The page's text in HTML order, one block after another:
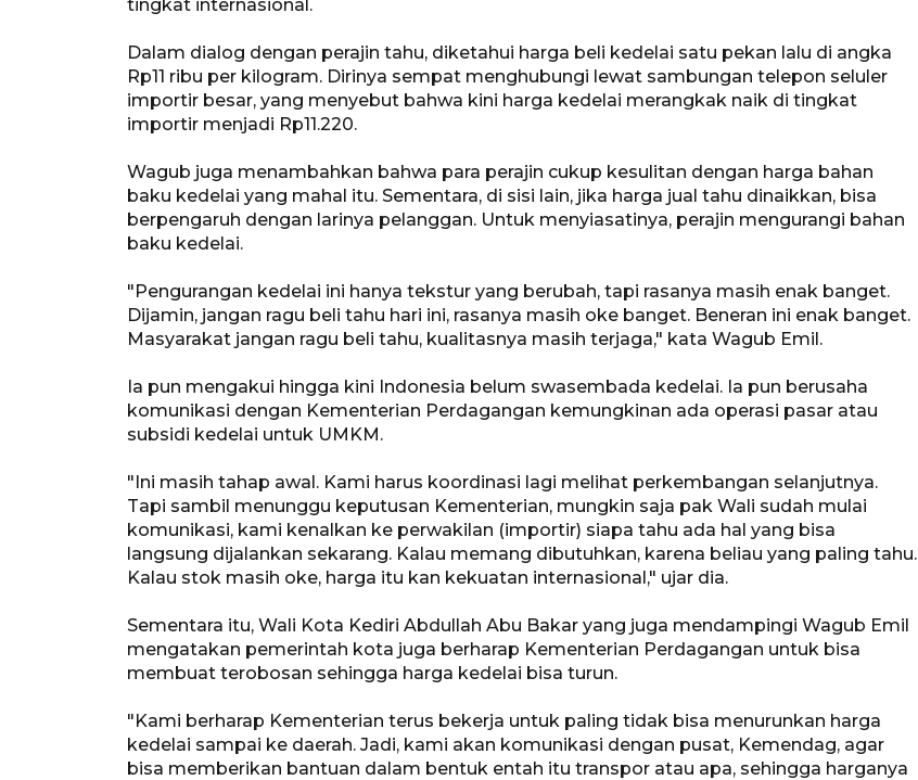
tingkat internasional.
Dalam dialog dengan perajin tahu, diketahui harga beli kedelai satu pekan lalu di angka
Rp11 ribu per kilogram. Dirinya sempat menghubungi lewat sambungan telepon seluler
importir besar, yang menyebut bahwa kini harga kedelai merangkak naik di tingkat
importir menjadi Rp11.220.
Wagub juga menambahkan bahwa para perajin cukup kesulitan dengan harga bahan
baku kedelai yang mahal itu. Sementara, di sisi lain, jika harga jual tahu dinaikkan, bisa
berpengaruh dengan larinya pelanggan. Untuk menyiasatinya, perajin mengurangi bahan
baku kedelai.
"Pengurangan kedelai ini hanya tekstur yang berubah, tapi rasanya masih enak banget.
Dijamin, jangan ragu beli tahu hari ini, rasanya masih oke banget. Beneran ini enak banget.
Masyarakat jangan ragu beli tahu, kualitasnya masih terjaga," kata Wagub Emil.
Ia pun mengakui hingga kini Indonesia belum swasembada kedelai. Ia pun berusaha
komunikasi dengan Kementerian Perdagangan kemungkinan ada operasi pasar atau
subsidi kedelai untuk UMKM.
"Ini masih tahap awal. Kami harus koordinasi lagi melihat perkembangan selanjutnya.
Tapi sambil menunggu keputusan Kementerian, mungkin saja pak Wali sudah mulai
komunikasi, kami kenalkan ke perwakilan (importir) siapa tahu ada hal yang bisa
langsung dijalankan sekarang. Kalau memang dibutuhkan, karena beliau yang paling tahu.
Kalau stok masih oke, harga itu kan kekuatan internasional," ujar dia.
Sementara itu, Wali Kota Kediri Abdullah Abu Bakar yang juga mendampingi Wagub Emil
mengatakan pemerintah kota juga berharap Kementerian Perdagangan untuk bisa
membuat terobosan sehingga harga kedelai bisa turun.
"Kami berharap Kementerian terus bekerja untuk paling tidak bisa menurunkan harga
kedelai sampai ke daerah. Jadi, kami akan komunikasi dengan pusat, Kemendag, agar
bisa memberikan bantuan dalam bentuk entah itu transpor atau apa, sehingga harganya
Surabaya Great Expo
16 jam lalu